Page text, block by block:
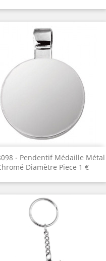
- Pendentif Médaille Métal
Diamètre Piece 1 €
Aperçu rapide